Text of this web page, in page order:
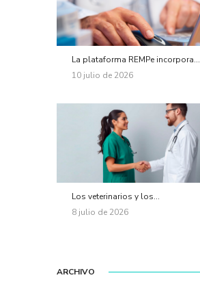
La plataforma REMPe incorpora...
10 julio de 2026
Los veterinarios y los...
8 julio de 2026
ARCHIVO